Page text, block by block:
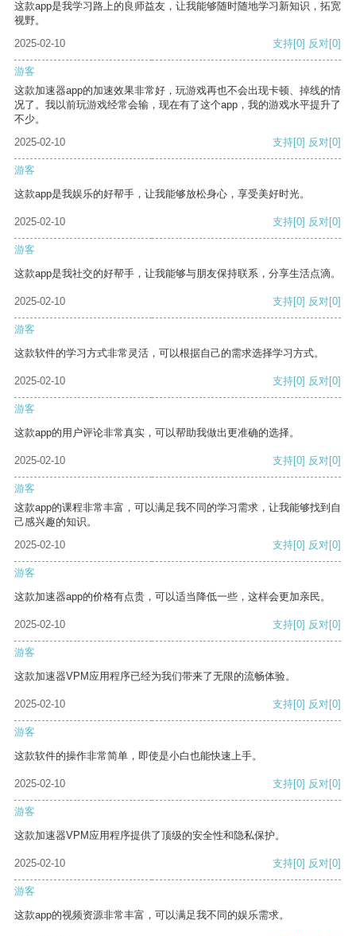
这款app是我学习路上的良师益友，让我能够随时随地学习新知识，拓宽
视野。
2025-02-10
支持[0] 反对[0]
游客
这款加速器app的加速效果非常好，玩游戏再也不会出现卡顿、掉线的情
况了。我以前玩游戏经常会输，现在有了这个app，我的游戏水平提升了
不少。
2025-02-10
支持[0] 反对[0]
游客
这款app是我娱乐的好帮手，让我能够放松身心，享受美好时光。
2025-02-10 支持[0] 反对[0]
游客
这款app是我社交的好帮手，让我能够与朋友保持联系，分享生活点滴。
2025-02-10 支持[0] 反对[0]
游客
这款软件的学习方式非常灵活，可以根据自己的需求选择学习方式。
2025-02-10 支持[0] 反对[0]
游客
这款app的用户评论非常真实，可以帮助我做出更准确的选择。
2025-02-10 支持[0] 反对[0]
游客
这款app的课程非常丰富，可以满足我不同的学习需求，让我能够找到自
己感兴趣的知识。
2025-02-10
支持[0] 反对[0]
游客
这款加速器app的价格有点贵，可以适当降低一些，这样会更加亲民。
2025-02-10 支持[0] 反对[0]
游客
这款加速器VPM应用程序已经为我们带来了无限的流畅体验。
2025-02-10 支持[0] 反对[0]
游客
这款软件的操作非常简单，即使是小白也能快速上手。
2025-02-10 支持[0] 反对[0]
游客
这款加速器VPM应用程序提供了顶级的安全性和隐私保护。
2025-02-10 支持[0] 反对[0]
游客
这款app的视频资源非常丰富，可以满足我不同的娱乐需求。